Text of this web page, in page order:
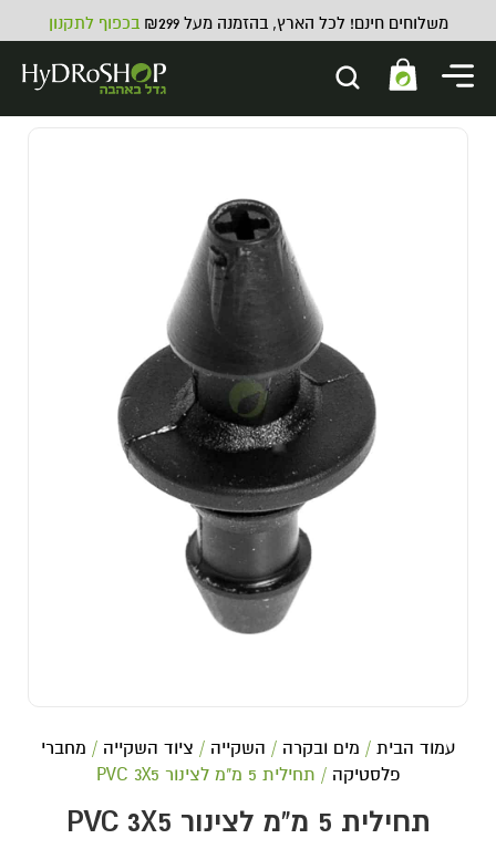
משלוחים חינם! לכל הארץ, בהזמנה מעל ₪299 בכפוף לתקנון
עמוד הבית / מים ובקרה / השקייה / ציוד השקייה / מחברי
פלסטיקה / תחילית 5 מ"מ לצינור PVC 3X5
תחילית 5 מ"מ לצינור PVC 3X5
מברשת לבקבוקים - 25 ס''מ
₪4.00